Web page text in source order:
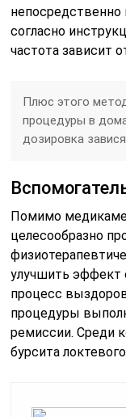
непосредственно
согласно
частота зависит
Плюс этого
процедуры в
дозировка
Помимо
целесообразно
улучшить эффект
процесс
процедуры
ремиссии. Среди
бурсита